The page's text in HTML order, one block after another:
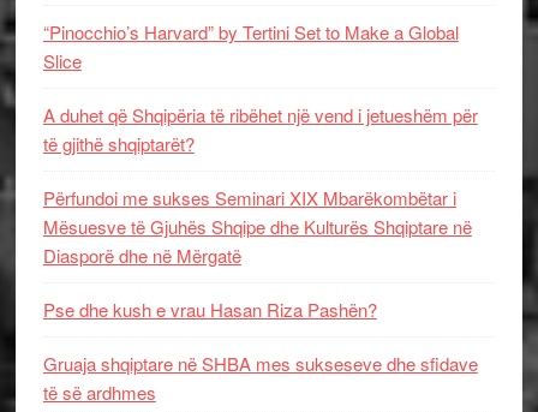
“Pinocchio’s Harvard” by Tertini Set to Make a Global
Slice
A duhet që Shqipëria të ribëhet një vend i jetueshëm për
të gjithë shqiptarët?
Përfundoi me sukses Seminari XIX Mbarëkombëtar i
Mësuesve të Gjuhës Shqipe dhe Kulturës Shqiptare në
Diasporë dhe në Mërgatë
Pse dhe kush e vrau Hasan Riza Pashën?
Gruaja shqiptare në SHBA mes sukseseve dhe sfidave
të së ardhmes